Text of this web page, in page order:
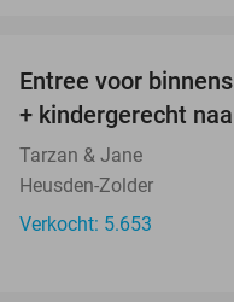
Entree voor
+ kindergerecht
Tarzan & Jane
Heusden-Zolder
Verkocht: 5.653